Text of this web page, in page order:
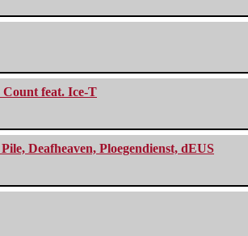
Count feat. Ice-T
Deafheaven, Ploegendienst, dEUS